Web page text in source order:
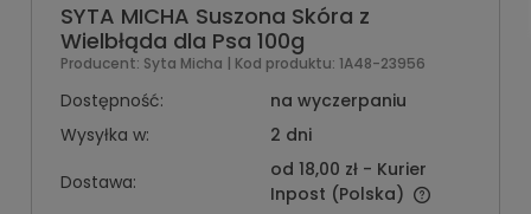
SYTA MICHA Suszona Skóra z
Wielbłąda dla Psa 100g
Producent: Syta Micha | Kod produktu: 1A48-23956
Dostępność:
na wyczerpaniu
Wysyłka w:
2 dni
Dostawa:
od 18,00 zł - Kurier
Inpost (Polska)